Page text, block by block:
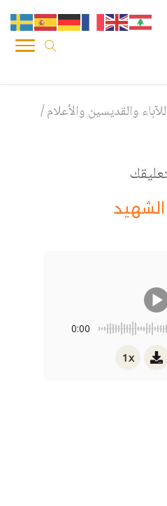
والقديسين والأعلام/
0:00
1x